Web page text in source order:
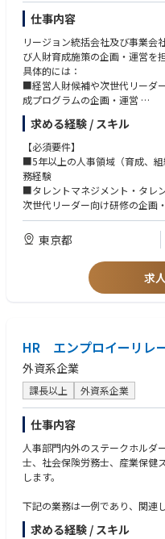
【2】採用プロセス設計・実行
・スカウト・エージェント・リ
最適化
・面接設計・評価基準策定・カ
・採用進捗KPI（応募〜内定〜
【3】採用チームの立ち上げ・マ
・採用担当者・コーディネータ
・採用プロセスのオペレーショ
・採用ナレッジの体系化（
【4】採用ブランディング・コミ
・候補者体験（Candidate
・採用サイト／SNSなどを活用
・経営メッセージ・プロダクト
【5】データドリブンな採用マネ
・採用単価・チャネル別ROI・
・各部門の採用パフォーマンス
・採用における「質×スピー
【求める人物像】
・経営戦略を採用戦略に翻訳し
・採用活動を「仕組み」として
・現場に深く入り、スピード感
・変化の激しい環境でも、柔軟
・採用を“会社を強くする経営行
仕事内容
リージョン統括会社及び事業会
び人財育成施策の企画・運営を
具体的には：
■経営人財候補や次世代リーダ
成プログラムの企画・運営
■各社人事・経営層との連携に
■2027年以降に本格展開するグ
ーグループの人財育成基盤の
ーグループ共通育成体系の設
ー教育コンテンツベンダーと
ーグローバルを含む各地域と
ことが本ポジションのミッショ
■ タレントマネジメントを通じ
■ 次世代リーダーを対象とし
■ グループUniversityを通じた
任者として、組織・人財の変革
さらに5年後には、人財戦略、
を統括するリーダーとしての活
これまでの経験や専門性を活か
くりを推進しませんか。
求める経験 / スキル
【必須要件】
■5年以上の人事領域（育成、
務経験
■タレントマネジメント・タレ
次世代リーダー向け研修の企画
■プロジェクトマネジメント経
■関係者を巻き込みながら施策
■LMSや学習プラットフォーム
■組織開発、タレントマネジメ
東京都
求
HR エンプロイーリレ
外資系企業
課長以上 外資系企業
仕事内容
人事部門内外のステークホルダ
士、社会保険労務士、産業保健
します。
下記の業務は一例であり、関連
の他に、人事部門内外のプロジ
求める経験 / スキル